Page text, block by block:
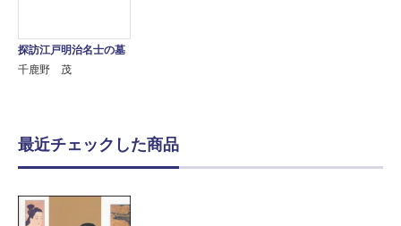
探訪江戸明治名士の墓
千鹿野 茂
最近チェックした商品